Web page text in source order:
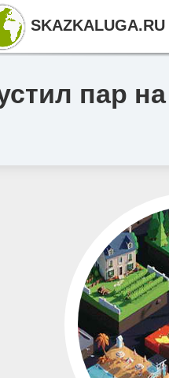
пар
SKAZKALUGA.RU